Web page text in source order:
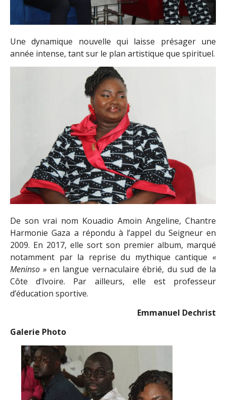
Une dynamique nouvelle qui laisse présager une
année intense, tant sur le plan artistique que spirituel.
De son vrai nom Kouadio Amoin Angeline, Chantre
Harmonie Gaza a répondu à l’appel du Seigneur en
2009. En 2017, elle sort son premier album, marqué
notamment par la reprise du mythique cantique «
Meninso » en langue vernaculaire ébrié, du sud de la
Côte d’Ivoire. Par ailleurs, elle est professeur
d’éducation sportive.
Emmanuel Dechrist
Galerie Photo